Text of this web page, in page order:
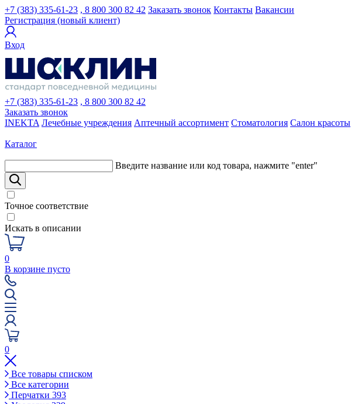
+7 (383) 335-61-23 , 8 800 300 82 42 Заказать звонок Контакты Вакансии
Регистрация (новый клиент)
Вход
+7 (383) 335-61-23 , 8 800 300 82 42
Заказать звонок
INEKTA Лечебные учреждения Аптечный ассортимент Стоматология Салон красоты
Каталог
Введите название или код товара, нажмите "enter"
Точное соответствие
Искать в описании
0
В корзине пусто
0
Все товары списком
Все категории
Перчатки 393